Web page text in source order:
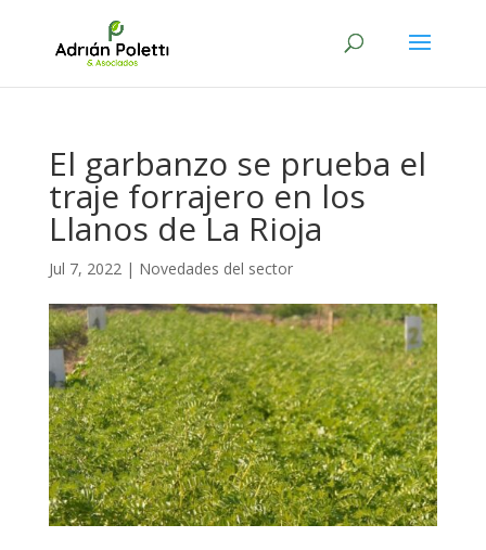
El garbanzo se prueba el
traje forrajero en los
Llanos de La Rioja
Jul 7, 2022| Novedades del sector